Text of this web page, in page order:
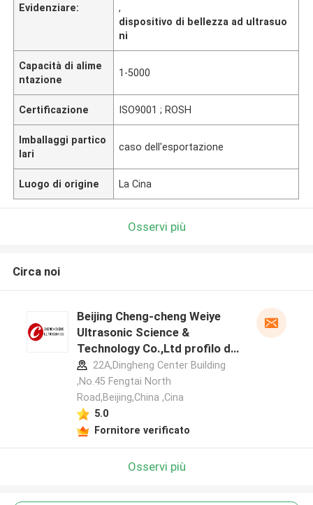
Evidenziare:
,
dispositivo di bellezza ad ultrasuo
ni
Capacità di alime
ntazione
1-5000
Certificazione ISO9001 ; ROSH
Imballaggi partico
lari
caso dell'esportazione
Luogo di origine La Cina
Osservi più
Circa noi
Beijing Cheng-cheng Weiye
Ultrasonic Science &
Technology Co.,Ltd profilo del
produttore
22A,Dingheng Center Building
,No.45 Fengtai North
Road,Beijing,China ,Cina
5.0
Fornitore verificato
Osservi più